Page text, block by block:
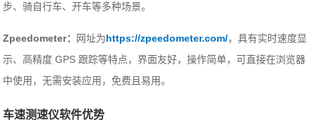
步、骑自行车、开车等多种场景。
Zpeedometer： 网址为https://zpeedometer.com/，具有实时速度显
示、高精度 GPS 跟踪等特点，界面友好，操作简单，可直接在浏览器
中使用，无需安装应用，免费且易用。
车速测速仪软件优势